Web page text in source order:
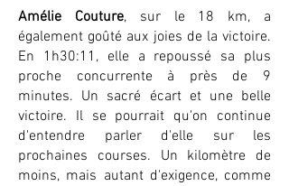
Amélie Couture, sur le 18 km, a
également goûté aux joies de la victoire.
En 1h30:11, elle a repoussé sa plus
proche concurrente à près de 9
minutes. Un sacré écart et une belle
victoire. Il se pourrait qu'on continue
d'entendre parler d'elle sur les
prochaines courses. Un kilomètre de
moins, mais autant d'exigence, comme